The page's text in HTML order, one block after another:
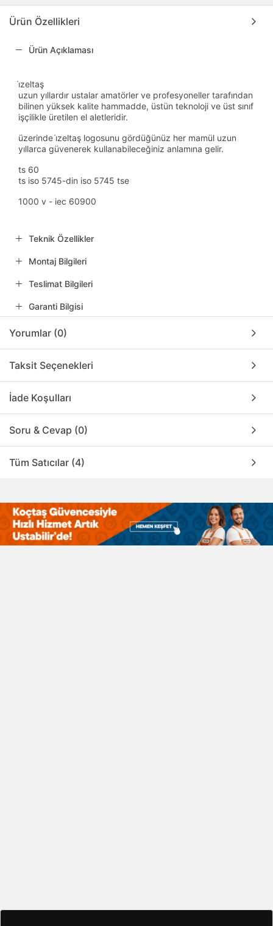
Ürün Özellikleri
Ürün Açıklaması
i̇zeltaş
uzun yıllardır ustalar amatörler ve profesyoneller tarafından
bilinen yüksek kalite hammadde, üstün teknoloji ve üst sınıf
işçilikle üretilen el aletleridir.
üzerinde i̇zeltaş logosunu gördüğünüz her mamül uzun
yıllarca güvenerek kullanabileceğiniz anlamına gelir.
ts 60
ts iso 5745-din iso 5745 tse
1000 v - iec 60900
Teknik Özellikler
Montaj Bilgileri
Teslimat Bilgileri
Garanti Bilgisi
Yorumlar (0)
Taksit Seçenekleri
İade Koşulları
Soru & Cevap (0)
Tüm Satıcılar (4)